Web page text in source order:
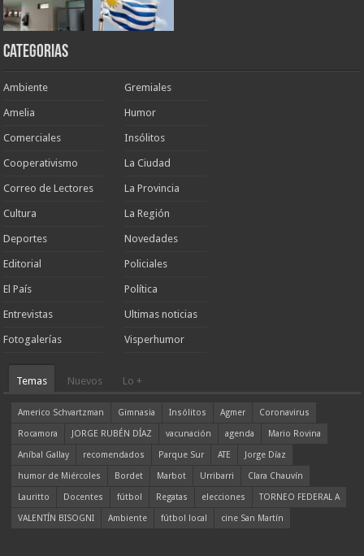
Categorias
Ambiente
Amelia
Comerciales
Cooperativismo
Correo de Lectores
Cultura
Deportes
Editorial
El País
Entrevistas
Fotogalerías
Gremiales
Humor
Insólitos
La Ciudad
La Provincia
La Región
Novedades
Policiales
Política
Ultimas noticias
Visperhumor
Temas Nuevos Lo +
Americo Schvartzman Gimnasia Insólitos Agmer
Coronavirus
Rocamora
JORGE RUBÉN DÍAZ vacunación agenda
Mario Rovina
Aníbal Gallay
recomendados Parque Sur ATE
Jorge Díaz
humor de Miércoles
Bordet Marbot Urribarri
Clara Chauvín
Lauritto
Docentes fútbol Regatas elecciones
TORNEO FEDERAL A
VALENTÍN BISOGNI
Ambiente fútbol local cine San Martín